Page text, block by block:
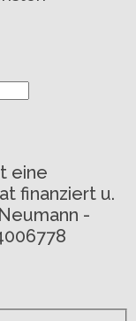
eine
finanziert u.
-